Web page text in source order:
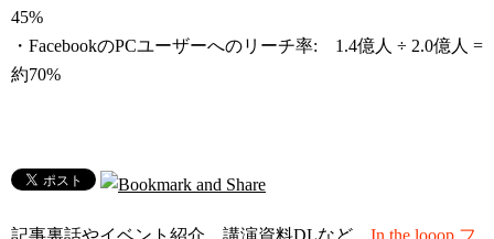
45%
・FacebookのPCユーザーへのリーチ率: 1.4億人 ÷ 2.0億人 =
約70%
記事裏話やイベント紹介、講演資料DLなど、 In the looop フ